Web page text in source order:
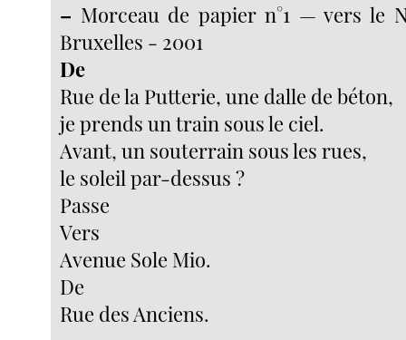
– Morceau de papier n°1 — vers le
Bruxelles - 2001
De
Rue de la Putterie, une dalle de béton,
je prends un train sous le ciel.
Avant, un souterrain sous les rues,
le soleil par-dessus ?
Passe
Vers
Avenue Sole Mio.
De
Rue des Anciens.